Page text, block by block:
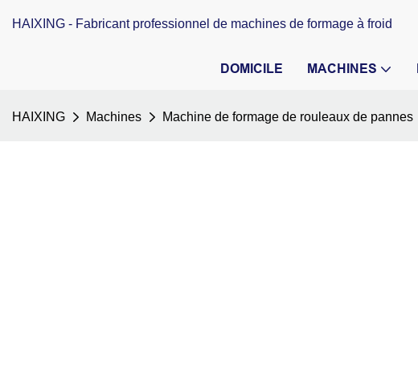
HAIXING - Fabricant professionnel de machines de formage à froid
DOMICILE MACHINES
HAIXING Machines Machine de formage de rouleaux de pannes